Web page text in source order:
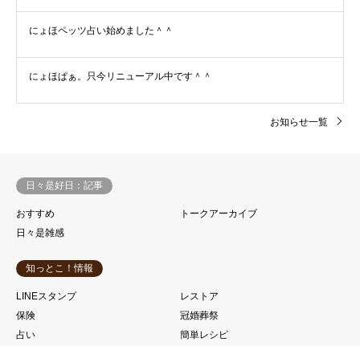
にょほペッツ占い始めました＾＾
にょほぱぁ。只今リニューアル中です＾＾
お知らせ一覧
日々是好日：記事
おすすめ
トークアーカイブ
日々是雑感
知っとこ！情報
LINEスタンプ
レストア
保険
冠婚葬祭
占い
簡単レシピ